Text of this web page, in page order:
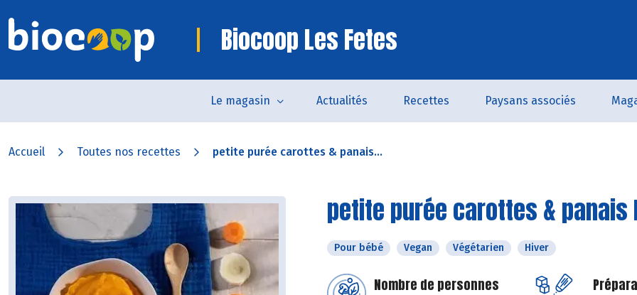
Biocoop Les Fetes
Le magasin Actualités Recettes Paysans associés
Accueil Toutes nos recettes petite purée carottes & panais...
petite purée carottes & panais
Pour bébé Vegan Végétarien Hiver
Nombre de personnes